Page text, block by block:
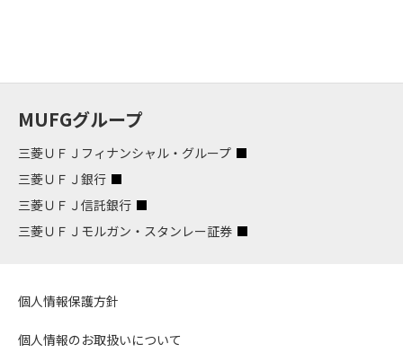
MUFGグループ
三菱ＵＦＪフィナンシャル・グループ
三菱ＵＦＪ銀行
三菱ＵＦＪ信託銀行
三菱ＵＦＪモルガン・スタンレー証券
個人情報保護方針
個人情報のお取扱いについて